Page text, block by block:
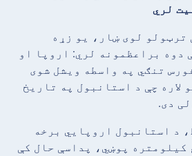
لري
ترټولو لوی ښار، یو زړه
دوه براعظمونه لري: اروپا او
تنګي په واسطه ویشل شوی
لاره چې د استانبول په تاریخ
دی.
د استانبول اروپايي برخه
۵،۳۴۳ مربع کیلومتره پوښي، پداسې حال کې